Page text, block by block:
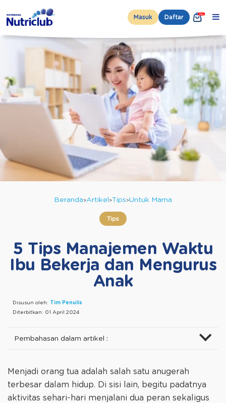
Masuk Daftar
Beranda Artikel Tips Untuk Mama
Tips
5 Tips Manajemen Waktu
Ibu Bekerja dan Mengurus
Anak
Disusun oleh: Tim Penulis
Diterbitkan: 01 April 2024
Pembahasan dalam artikel :
Menjadi orang tua adalah salah satu anugerah
terbesar dalam hidup. Di sisi lain, begitu padatnya
aktivitas sehari-hari menjalani dua peran sekaligus